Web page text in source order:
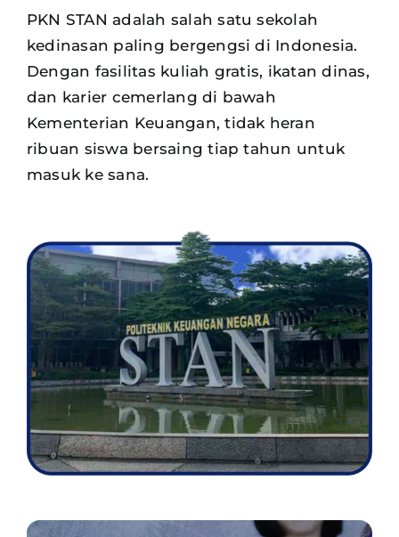
PKN STAN adalah salah satu sekolah
kedinasan paling bergengsi di Indonesia.
Dengan fasilitas kuliah gratis, ikatan dinas,
dan karier cemerlang di bawah
Kementerian Keuangan, tidak heran
ribuan siswa bersaing tiap tahun untuk
masuk ke sana.